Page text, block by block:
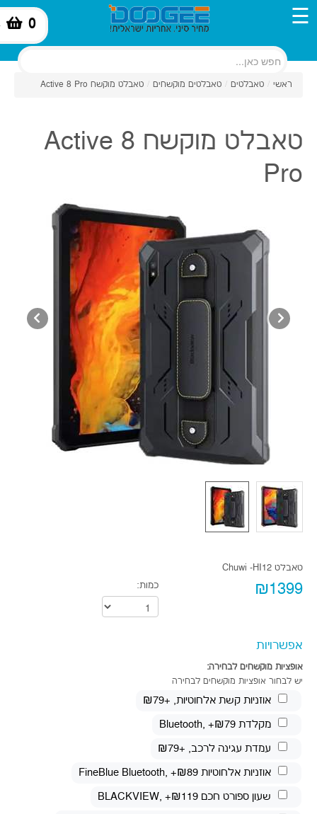
0 ☰
ראשי / טאבלטים / טאבלטים מוקשחים / טאבלט מוקשח Active 8 Pro
טאבלט מוקשח Active 8
Pro
טאבלט Chuwi -HI12
₪1399 כמות:
אפשרויות
אופציות מוקשחים לבחירה:
יש לבחור אופציות מוקשחים לבחירה
אוזניות קשת אלחוטיות, +₪79
מקלדת Bluetooth , +₪79
עמדת עגינה לרכב, +₪79
אוזניות אלחוטיות FineBlue Bluetooth , +₪89
שעון ספורט חכם BLACKVIEW , +₪119